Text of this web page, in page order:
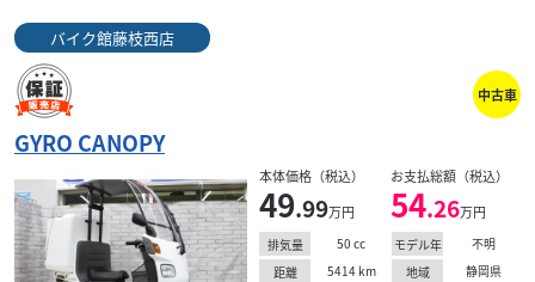
ジャイロキャノピーは、雨天走行にも便利なルーフ一
体式大型風防を装備したファッショナブルな三輪ビジ
ネスバイク。大型スクリーンには、電動式のウインド
スクリーン・ウォッシャーとダブルリンク式ワイパー
も装備。ヘルメットに直接水滴がつくのに比べると、
周囲が確認しやすい視界を確保してくれる。ジャイロ
キャノピーの登場は1990年。登場当時は2サイクルエ
ンジンを搭載していたが、2008年にフルモデルチェン
ジされ、4サイクルエンジンを搭載。型式も「TA02」
から「TA03」となった。
バイク館藤枝西店
中古車
GYRO CANOPY
本体価格（税込）
49.99万円
お支払総額（税込）
54.26万円
排気量 50 cc モデル年
不明
距離
5414 km 地域
静岡県